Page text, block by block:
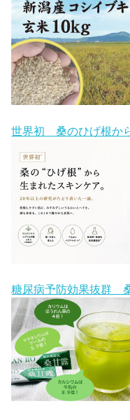
世界初 桑のひげ根か
糖尿病予防効果抜群